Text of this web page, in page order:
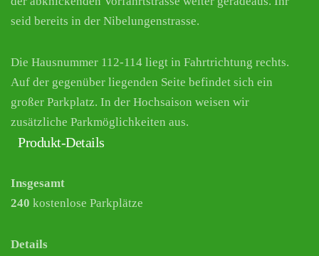
seid bereits in der Nibelungenstrasse.
Die Hausnummer 112-114 liegt in Fahrtrichtung rechts.
Auf der gegenüber liegenden Seite befindet sich ein
großer Parkplatz. In der Hochsaison weisen wir
zusätzliche Parkmöglichkeiten aus.
Produkt-Details
Insgesamt
240 kostenlose Parkplätze
Details